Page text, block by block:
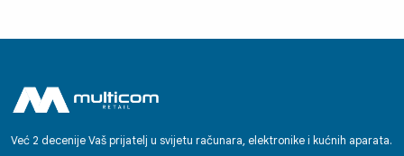
Već 2 decenije Vaš prijatelj u svijetu računara, elektronike i kućnih aparata.